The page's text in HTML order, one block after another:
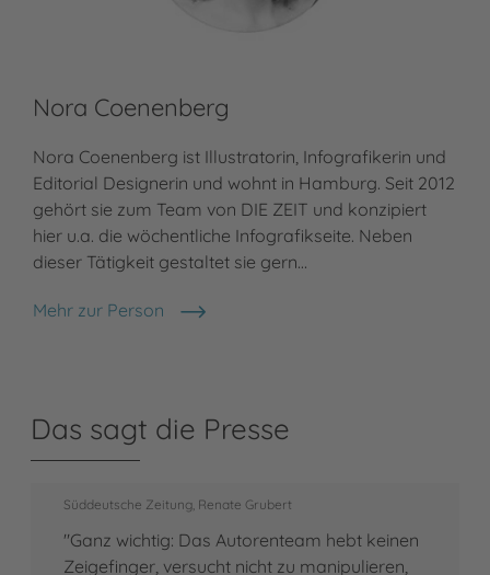
Nora Coenenberg
Nora Coenenberg ist Illustratorin, Infografikerin und
Editorial Designerin und wohnt in Hamburg. Seit 2012
gehört sie zum Team von DIE ZEIT und konzipiert
hier u.a. die wöchentliche Infografikseite. Neben
dieser Tätigkeit gestaltet sie gern…
Mehr zur Person
Nora Coenenberg
Das sagt die Presse
Süddeutsche Zeitung, Renate Grubert
"Ganz wichtig: Das Autorenteam hebt keinen
Zeigefinger, versucht nicht zu manipulieren,